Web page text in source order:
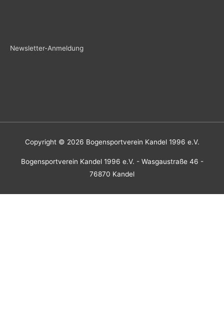
Newsletter-Anmeldung
Copyright © 2026 Bogensportverein Kandel 1996 e.V.
Bogensportverein Kandel 1996 e.V. - Wasgaustraße 46 -
76870 Kandel